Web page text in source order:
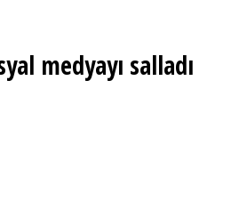
medyayı salladı